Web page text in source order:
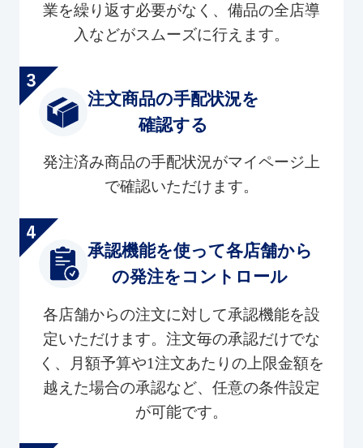
業を繰り返す必要がなく、備品の全店導
入などがスムーズに行えます。
注文商品の手配状況を
確認する
発注済み商品の手配状況がマイページ上
で確認いただけます。
承認機能を使って各店舗から
の発注をコントロール
各店舗からの注文に対して承認機能を設
定いただけます。注文毎の承認だけでな
く、月額予算や1注文あたりの上限金額を
越えた場合の承認など、任意の条件設定
が可能です。